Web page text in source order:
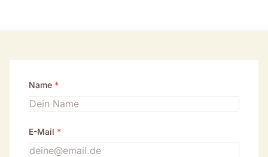
Name *
E-Mail *